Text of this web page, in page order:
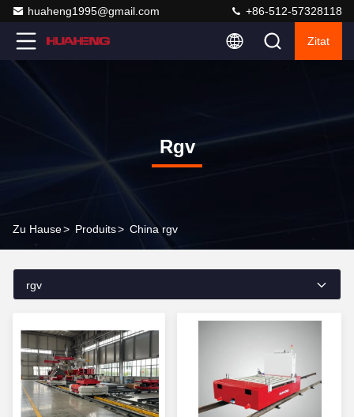
huaheng1995@gmail.com +86-512-57328118
Zitat
Rgv
Zu Hause> Produits> China rgv
rgv